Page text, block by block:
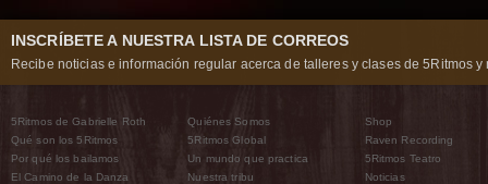
INSCRÍBETE A NUESTRA LISTA DE CORREOS
Recibe noticias e información regular acerca de talleres y clases de 5Ritmos y
5Ritmos de Gabrielle Roth
Qué son los 5Ritmos
Por qué los bailamos
El Camino de la Danza
Quiénes Somos
5Ritmos Global
Un mundo que practica
Nuestra tribu
Shop
Raven Recording
5Ritmos Teatro
Noticias